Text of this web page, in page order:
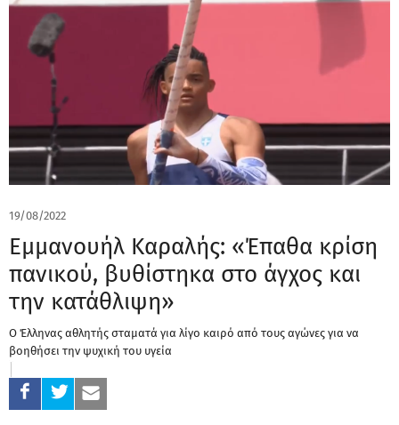
19/08/2022
Εμμανουήλ Καραλής: «Έπαθα κρίση
πανικού, βυθίστηκα στο άγχος και
την κατάθλιψη»
Ο Έλληνας αθλητής σταματά για λίγο καιρό από τους αγώνες για να
βοηθήσει την ψυχική του υγεία